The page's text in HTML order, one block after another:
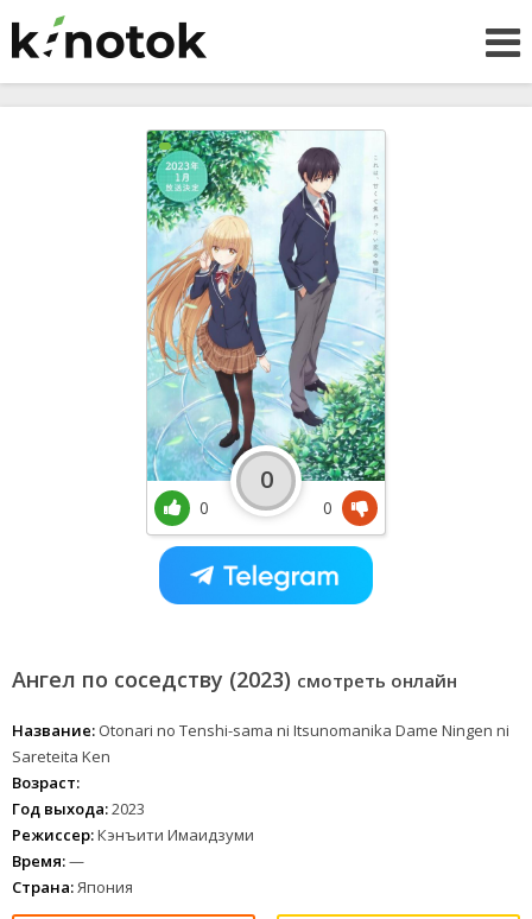
Ангел по соседству (2023) смотреть онлайн
Название: Otonari no Tenshi-sama ni Itsunomanika Dame Ningen ni
Sareteita Ken
Возраст:
Год выхода:2023
Режиссер:Кэнъити Имаидзуми
Время:—
Страна:Япония
0
0
0